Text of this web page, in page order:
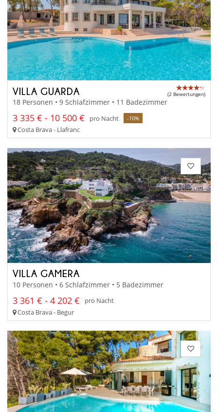
VILLA GUARDA (2 Bewertungen)
18 Personen • 9 Schlafzimmer • 11 Badezimmer
3 335 € - 10 500 € pro Nacht -10%
Costa Brava - Llafranc
VILLA GAMERA
10 Personen • 6 Schlafzimmer • 5 Badezimmer
3 361 € - 4 202 €
pro Nacht
Costa Brava - Begur